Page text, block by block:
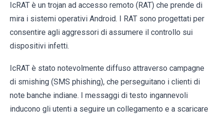
IcRAT è un trojan ad accesso remoto (RAT) che prende di
mira i sistemi operativi Android. I RAT sono progettati per
consentire agli aggressori di assumere il controllo sui
dispositivi infetti.
IcRAT è stato notevolmente diffuso attraverso campagne
di smishing (SMS phishing), che perseguitano i clienti di
note banche indiane. I messaggi di testo ingannevoli
inducono gli utenti a seguire un collegamento e a scaricare